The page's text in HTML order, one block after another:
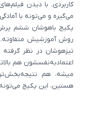
کاربردی. با دیدن
می‌گیره و می‌تونه با
پکیج باهوشان ششم
روش آموزشیش متفاوته.
تیزهوشان در نظر
اعتمادبه‌نفسشون هم
میشه، هم
هستین، این پکیج می‌تونه